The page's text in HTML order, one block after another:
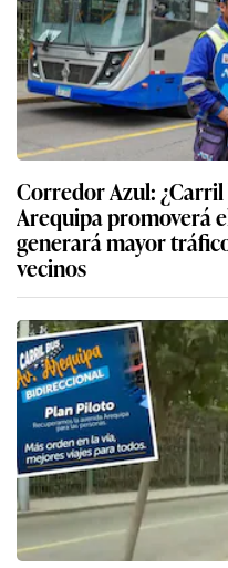
Corredor Azul:
Arequipa promoverá
generará mayor
vecinos